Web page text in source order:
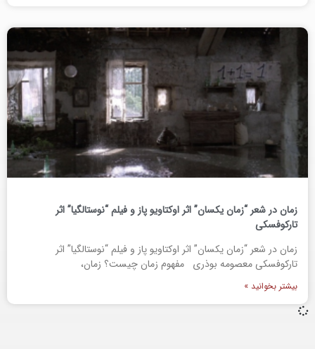
زمان در شعر “زمان یکسان” اثر اوکتاویو پاز و فیلم “نوستالگیا” اثر
تارکوفسکی
زمان در شعر “زمان یکسان” اثر اوکتاویو پاز و فیلم “نوستالگیا” اثر
تارکوفسکی معصومه بوذری مفهوم زمان چیست؟ زمان،
بیشتر بخوانید »